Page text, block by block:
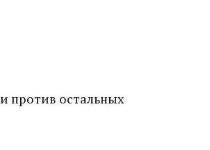
против остальных